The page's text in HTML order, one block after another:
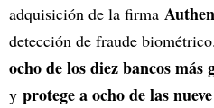
adquisición de la firma
detección de fraude
ocho de los diez bancos más
y protege a ocho de las